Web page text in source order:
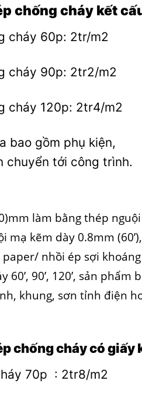
chống cháy kết
cháy 60p: 2tr/m2
cháy 90p: 2tr2/m2
cháy 120p: 2tr4/m2
bao gồm phụ kiện,
chuyển tới công trình.
làm bằng thép nguội
kẽm dày 0.8mm
nhồi ép sợi
60’, 90’, 120’, sản
khung, sơn tỉnh điện
chống cháycó giấy
70p : 2tr8/m2